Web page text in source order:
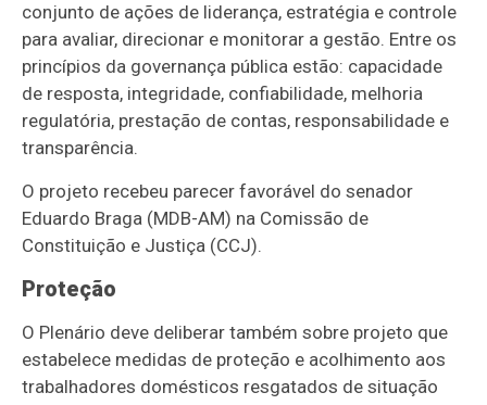
conjunto de ações de liderança, estratégia e controle
para avaliar, direcionar e monitorar a gestão. Entre os
princípios da governança pública estão: capacidade
de resposta, integridade, confiabilidade, melhoria
regulatória, prestação de contas, responsabilidade e
transparência.
O projeto recebeu parecer favorável do senador
Eduardo Braga (MDB-AM) na Comissão de
Constituição e Justiça (CCJ).
Proteção
O Plenário deve deliberar também sobre projeto que
estabelece medidas de proteção e acolhimento aos
trabalhadores domésticos resgatados de situação